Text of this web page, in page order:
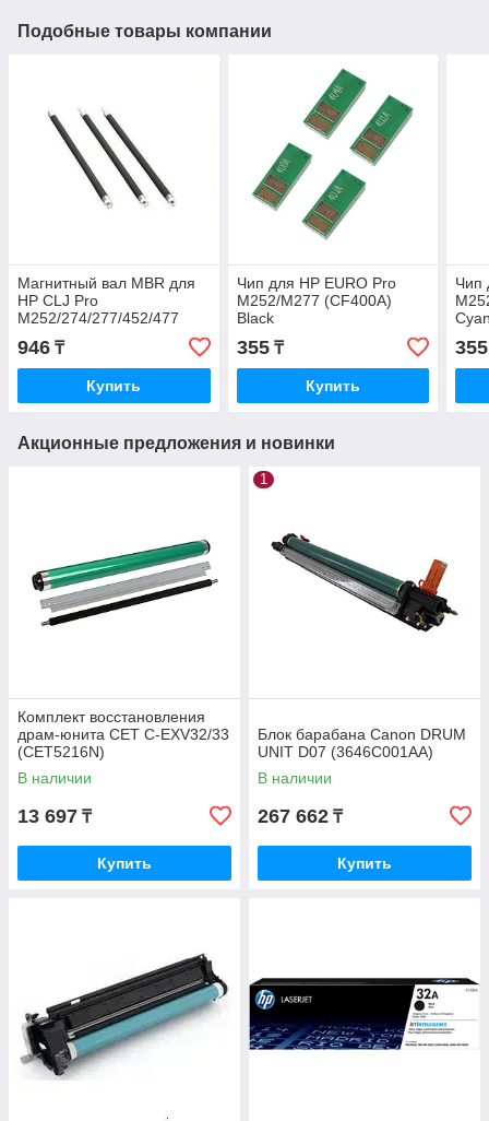
Подобные товары компании
Магнитный вал MBR для
HP CLJ Pro
M252/274/277/452/477
(CF400/CF410) (Developer
roller) for original
946 ₸
Купить
Чип для HP EURO Pro
M252/M277 (CF400A)
Black
355₸
Купить
Чип
355
Акционные предложения и новинки
Комплект восстановления
драм-юнита CET C-EXV32/33
(CET5216N)
В наличии
13 697 ₸
Купить
1
Блок барабана Canon DRUM
UNIT D07 (3646C001AA)
В наличии
267 662 ₸
Купить